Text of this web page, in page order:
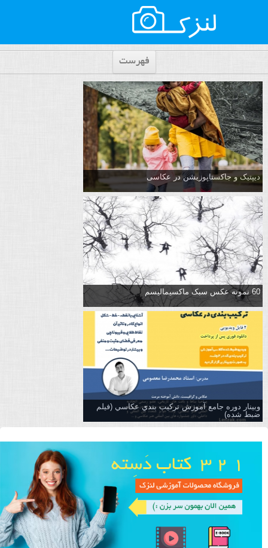
فهرست
دیپتیک و جاکستا‌پوزیشن در عکاسی
60 نمونه عکس سبک ماکسیمالیسم
وبینار دوره جامع آموزش تركيب بندي عكاسي (فیلم
ضبط شده)